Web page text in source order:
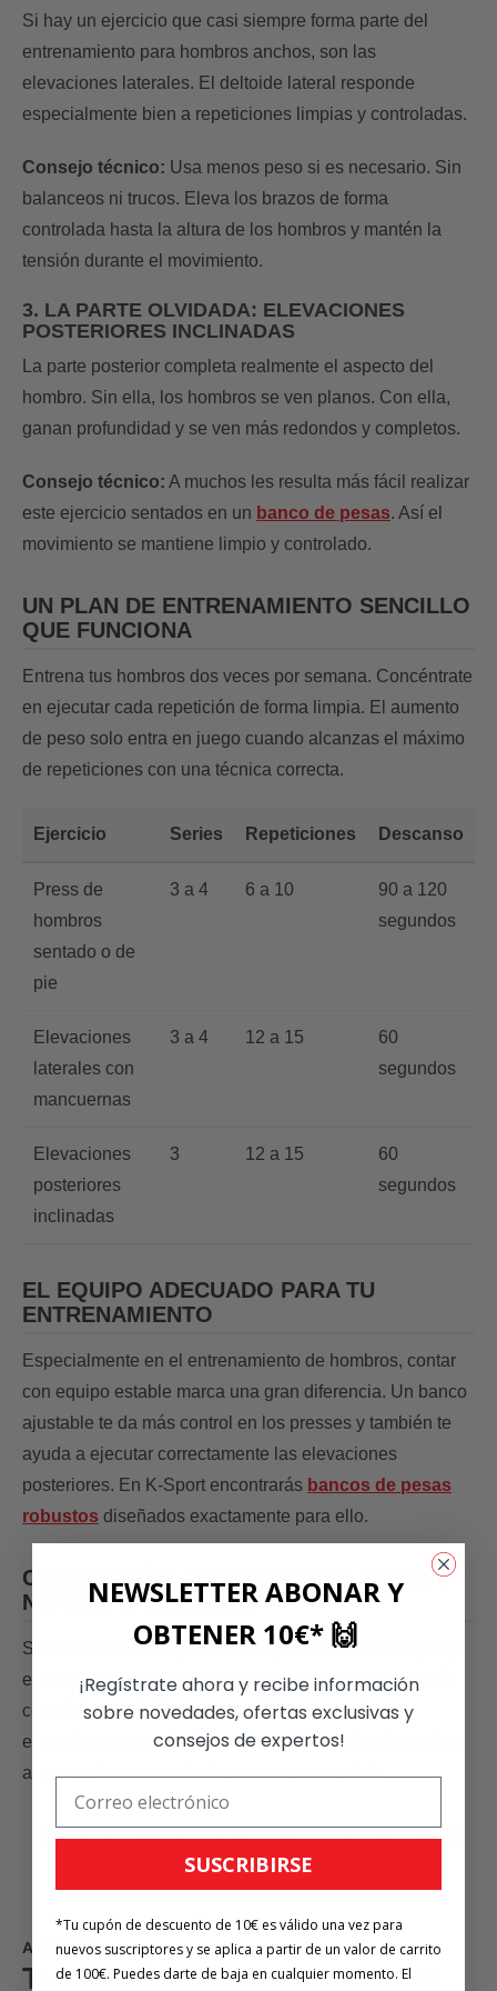
Si hay un ejercicio que casi siempre forma parte del
entrenamiento para hombros anchos, son las
elevaciones laterales. El deltoide lateral responde
especialmente bien a repeticiones limpias y controladas.
Consejo técnico: Usa menos peso si es necesario. Sin
balanceos ni trucos. Eleva los brazos de forma
controlada hasta la altura de los hombros y mantén la
tensión durante el movimiento.
3. LA PARTE OLVIDADA: ELEVACIONES
POSTERIORES INCLINADAS
La parte posterior completa realmente el aspecto del
hombro. Sin ella, los hombros se ven planos. Con ella,
ganan profundidad y se ven más redondos y completos.
Consejo técnico: A muchos les resulta más fácil realizar
este ejercicio sentados en un banco de pesas. Así el
movimiento se mantiene limpio y controlado.
UN PLAN DE ENTRENAMIENTO SENCILLO
QUE FUNCIONA
Entrena tus hombros dos veces por semana. Concéntrate
en ejecutar cada repetición de forma limpia. El aumento
de peso solo entra en juego cuando alcanzas el máximo
de repeticiones con una técnica correcta.
Ejercicio Series Repeticiones Descanso
Press de
hombros
sentado o de
pie
3 a 4 6 a 10
90 a 120
segundos
Elevaciones
laterales con
mancuernas
3 a 4 12 a 15
60
segundos
Elevaciones
posteriores
inclinadas
3 12 a 15
60
segundos
EL EQUIPO ADECUADO PARA TU
ENTRENAMIENTO
Especialmente en el entrenamiento de hombros, contar
con equipo estable marca una gran diferencia. Un banco
ajustable te da más control en los presses y también te
ayuda a ejecutar correctamente las elevaciones
posteriores. En K-Sport encontrarás bancos de pesas
robustos diseñados exactamente para ello.
CONCLUSIÓN: LOS HOMBROS ANCHOS
NO SON CASUALIDAD
Si entrenas las tres partes, trabajas con técnica limpia y
eres constante, la apariencia de tus hombros cambiará
con el tiempo de forma natural. Press pesado,
elevaciones controladas y un poco de paciencia suelen
aportar más que cualquier programa complejo.
Descubre ahora el banco de pesas adecuado
ANTERIOR
TU PRIMERA DOMINADA: EL
NEWSLETTER ABONAR Y
OBTENER 10€* 🙌
¡Regístrate ahora y recibe información
sobre novedades, ofertas exclusivas y
consejos de expertos!
SUSCRIBIRSE
*Tu cupón de descuento de 10€ es válido una vez para
nuevos suscriptores y se aplica a partir de un valor de carrito
de 100€. Puedes darte de baja en cualquier momento. El